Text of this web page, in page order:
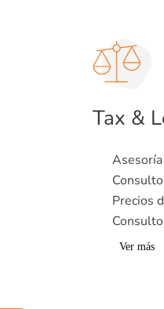
Tax &
Precios
Ver más